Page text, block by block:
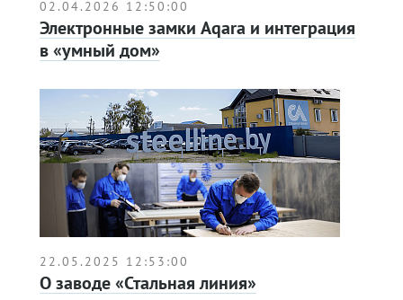
02.04.2026 12:50:00
Электронные замки Aqara и интеграция
в «умный дом»
22.05.2025 12:53:00
О заводе «Стальная линия»